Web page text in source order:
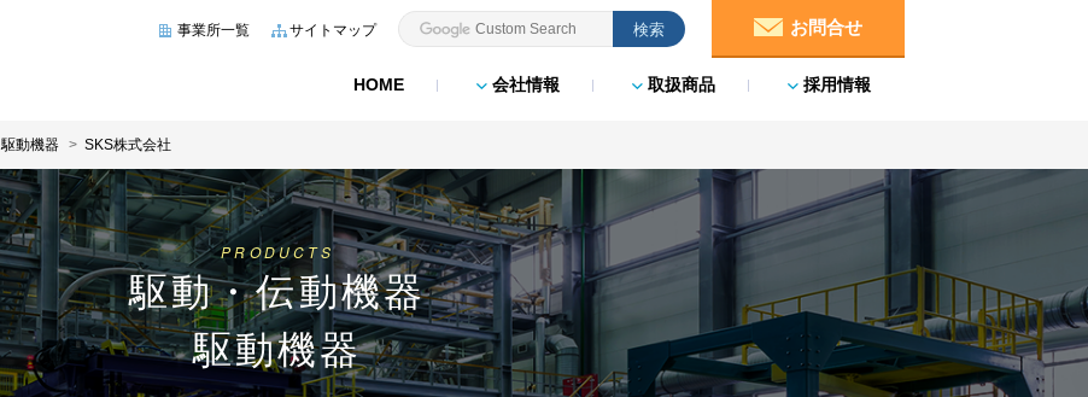
HOME 会社情報 取扱商品 採用情報
事業所一覧 サイトマップ お問合せ
駆動機器 SKS株式会社
PRODUCTS
駆動・伝動機器
駆動機器